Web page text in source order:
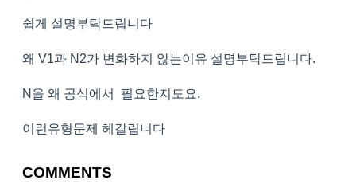
쉽게 설명부탁드립니다
왜 V1과 N2가 변화하지 않는이유 설명부탁드립니다.
N을 왜 공식에서 필요한지도요.
이런유형문제 헤갈립니다
COMMENTS